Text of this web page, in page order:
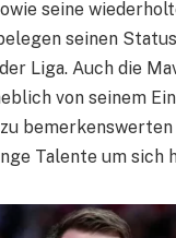
seine
seinen
Liga. Auch die
von seinem
Talente um sich